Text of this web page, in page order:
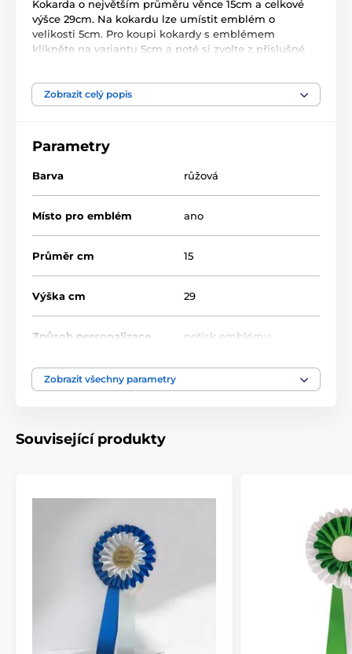
Kokarda o největším průměru věnce 15cm a celkové
výšce 29cm. Na kokardu lze umístit emblém o
velikosti 5cm. Pro koupi kokardy s emblémem
klikněte na variantu 5cm a poté si zvolte z příslušné
Zobrazit celý popis
Parametry
Barva růžová
Místo pro emblém ano
Průměr cm 15
Výška cm 29
Způsob personalizace potisk emblému
Zobrazit všechny parametry
Související produkty